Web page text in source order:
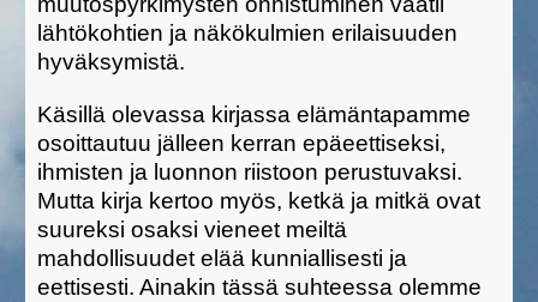
lähtökohtien ja näkökulmien erilaisuuden
hyväksymistä.
Käsillä olevassa kirjassa elämäntapamme
osoittautuu jälleen kerran epäeettiseksi,
ihmisten ja luonnon riistoon perustuvaksi.
Mutta kirja kertoo myös, ketkä ja mitkä ovat
suureksi osaksi vieneet meiltä
mahdollisuudet elää kunniallisesti ja
eettisesti. Ainakin tässä suhteessa olemme